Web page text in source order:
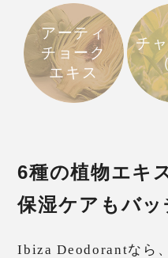
アーティ
チョーク
エキス
チ
6種の植物エキ
保湿ケアもバッ
Ibiza Deodorantなら